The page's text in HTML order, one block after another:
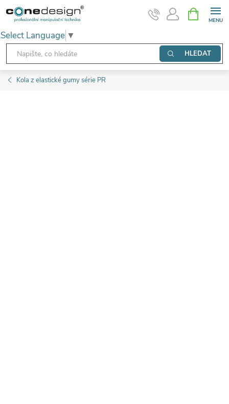
Přejít
obsah
Select Language ▼
HLEDAT
NÁKUPNÍ
KOŠÍK
Kola z elastické gumy série PR